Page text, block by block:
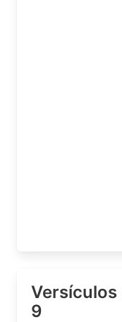
Versículos
9